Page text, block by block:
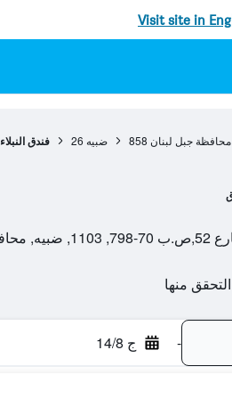
Visit site in
محافظة جبل لبنان 858 ضبيه 26 فندق النبلاء
- ج 14/8